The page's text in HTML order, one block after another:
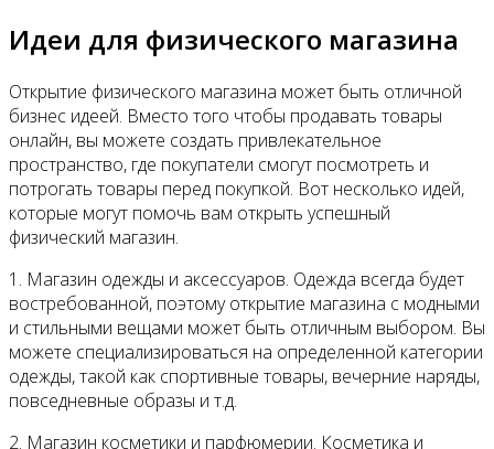
Идеи для физического магазина
Открытие физического магазина может быть отличной
бизнес идеей. Вместо того чтобы продавать товары
онлайн, вы можете создать привлекательное
пространство, где покупатели смогут посмотреть и
потрогать товары перед покупкой. Вот несколько идей,
которые могут помочь вам открыть успешный
физический магазин.
1. Магазин одежды и аксессуаров. Одежда всегда будет
востребованной, поэтому открытие магазина с модными
и стильными вещами может быть отличным выбором. Вы
можете специализироваться на определенной категории
одежды, такой как спортивные товары, вечерние наряды,
повседневные образы и т.д.
2. Магазин косметики и парфюмерии. Косметика и